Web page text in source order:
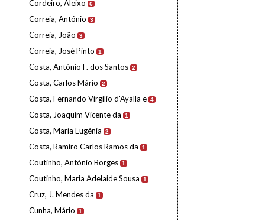
Cordeiro, Aleixo 6
Correia, António 3
Correia, João 3
Correia, José Pinto 1
Costa, António F. dos Santos 2
Costa, Carlos Mário 2
Costa, Fernando Virgílio d'Ayalla e 4
Costa, Joaquim Vicente da 1
Costa, Maria Eugénia 2
Costa, Ramiro Carlos Ramos da 1
Coutinho, António Borges 1
Coutinho, Maria Adelaide Sousa 1
Cruz, J. Mendes da 1
Cunha, Mário 1